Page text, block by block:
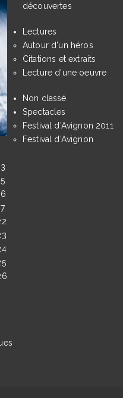
découvertes
Lectures
Autour d'un héros
Citations et extraits
Lecture d'une oeuvre
Non classé
Spectacles
Festival d'Avignon 2011
Festival d'Avignon